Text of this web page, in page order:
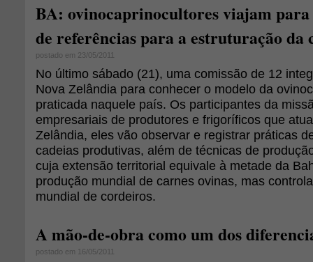
BA: ovinocaprinocultores viajam para
de referências para a estruturação da
postado em 23/05/2011
No último sábado (21), uma comissão de 12
Nova Zelândia para conhecer o modelo da
praticada naquele país. Os participantes da
empresariais de produtores e frigoríficos que
Zelândia, eles vão observar e registrar práticas
cadeias produtivas, além de técnicas de
cuja extensão territorial equivale à metade da
produção mundial de carnes ovinas, mas
mundial de cordeiros.
A mão-de-obra como um dos
postado em 16/05/2011